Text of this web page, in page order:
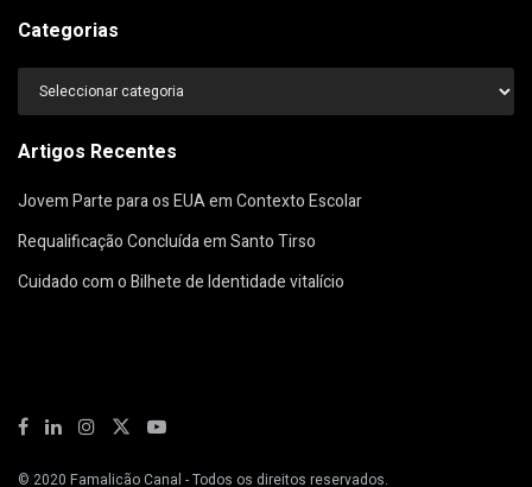
Categorias
Categorias
Artigos Recentes
Jovem Parte para os EUA em Contexto Escolar
Requalificação Concluída em Santo Tirso
Cuidado com o Bilhete de Identidade vitalício
© 2020 Famalicão Canal - Todos os direitos reservados.